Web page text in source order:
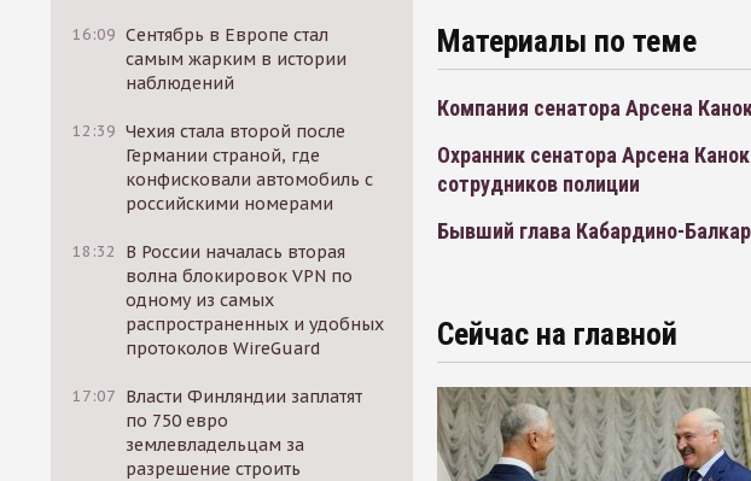
16:09 Сентябрь в Европе стал
самым жарким в истории
наблюдений
12:39 Чехия стала второй после
Германии страной, где
конфисковали автомобиль с
российскими номерами
18:32
В России началась вторая
волна блокировок VPN по
одному из самых
распространенных и удобных
протоколов WireGuard
17:07 Власти Финляндии заплатят
по 750 евро
землевладельцам за
разрешение строить
Материалы по теме
Компания сенатора Арсена
Охранник сенатора Арсена
сотрудников полиции
Бывший глава Кабардино-
Сейчас на главной